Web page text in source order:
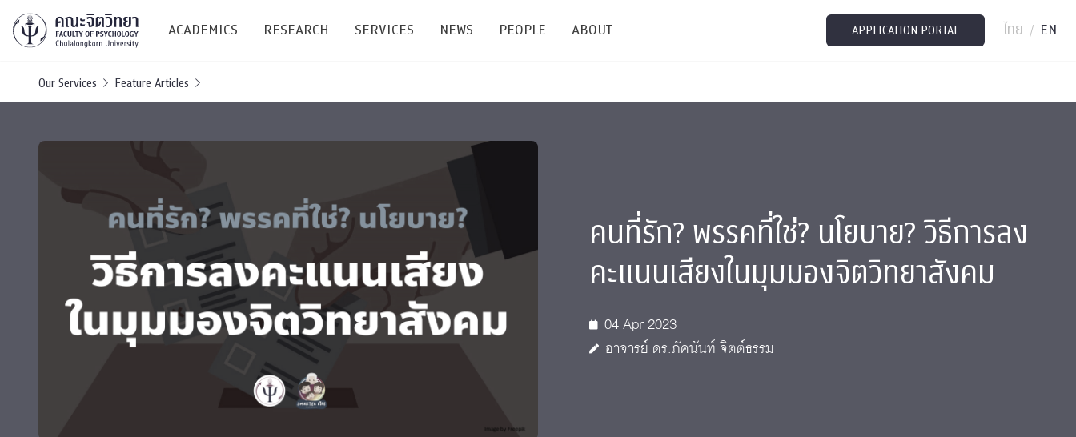
ACADEMICS
Bachelor of Science
(B.Sc.)
Master's and PhD
Current Students
RESEARCH
Conference
International Conference & Symposium
TICP 2023
SSBW Activities
Grants and Awards
SERVICES
Academic Service
PSY Stats Clinic
Wellness Center
Psychological Center for Effective Organization
Life Di
CU Radio
NEWS
Events & Announcement
Workshops
Jobs
PEOPLE
Staffs
Management
ABOUT
Giving
Annual Reports
Intranet
APPLICATION PORTAL ไทย / EN
Our Services Feature Articles
คนที่รัก? พรรคที่ใช่? นโยบาย? วิธีการลง
คะแนนเสียงในมุมมองจิตวิทยาสังคม
04 Apr 2023
อาจารย์ ดร.ภัคนันท์ จิตต์ธรรม